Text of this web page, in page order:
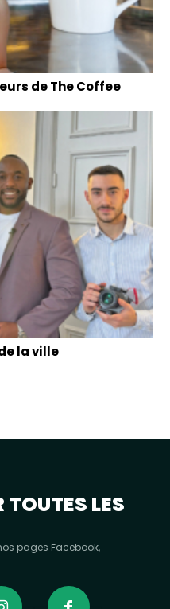
de The Coffee
la ville
TOUTES LES
pages Facebook,